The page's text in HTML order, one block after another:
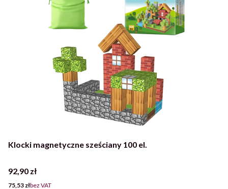
Klocki magnetyczne sześciany 100 el.
Cena
92,90 zł
Cena
75,53 złbez VAT